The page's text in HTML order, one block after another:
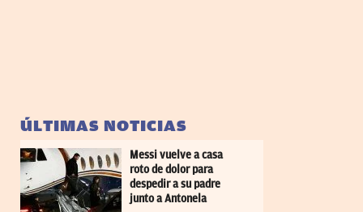
ÚLTIMAS NOTICIAS
Messi vuelve a casa
roto de dolor para
despedir a su padre
junto a Antonela